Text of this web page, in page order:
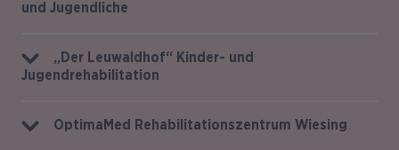
und Jugendliche
„Der Leuwaldhof“ Kinder- und
Jugendrehabilitation
OptimaMed Rehabilitationszentrum Wiesing